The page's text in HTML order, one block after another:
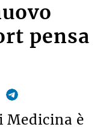
pensa
Medicina è